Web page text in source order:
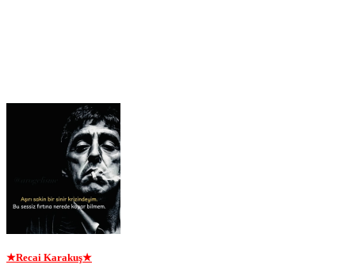
★Recai Karakuş★